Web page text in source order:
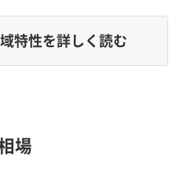
を境に、街の様子が大き
年代以降に計画的に整
変わってきます。
特性を詳しく読む
場